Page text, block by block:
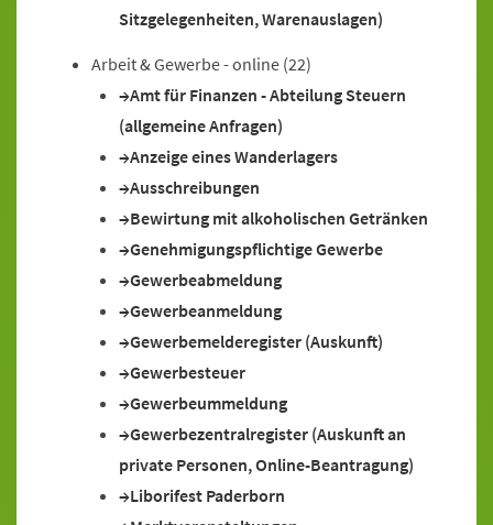
Sitzgelegenheiten, Warenauslagen)
Arbeit & Gewerbe - online (22)
Amt für Finanzen - Abteilung Steuern
(allgemeine Anfragen)
Anzeige eines Wanderlagers
Ausschreibungen
Bewirtung mit alkoholischen Getränken
Genehmigungspflichtige Gewerbe
Gewerbeabmeldung
Gewerbeanmeldung
Gewerbemelderegister (Auskunft)
Gewerbesteuer
Gewerbeummeldung
Gewerbezentralregister (Auskunft an
private Personen, Online-Beantragung)
Liborifest Paderborn